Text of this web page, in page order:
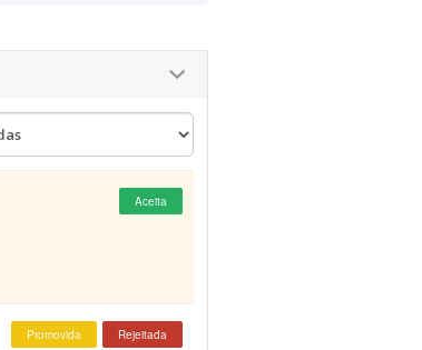
Aceita
Promovida Rejeitada